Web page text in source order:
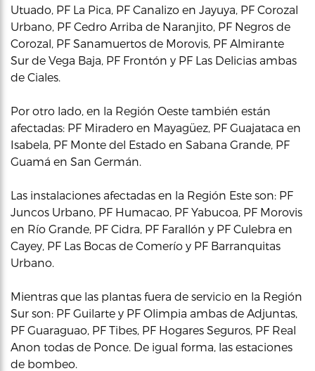
Utuado, PF La Pica, PF Canalizo en Jayuya, PF Corozal
Urbano, PF Cedro Arriba de Naranjito, PF Negros de
Corozal, PF Sanamuertos de Morovis, PF Almirante
Sur de Vega Baja, PF Frontón y PF Las Delicias ambas
de Ciales.
Por otro lado, en la Región Oeste también están
afectadas: PF Miradero en Mayagüez, PF Guajataca en
Isabela, PF Monte del Estado en Sabana Grande, PF
Guamá en San Germán.
Las instalaciones afectadas en la Región Este son: PF
Juncos Urbano, PF Humacao, PF Yabucoa, PF Morovis
en Río Grande, PF Cidra, PF Farallón y PF Culebra en
Cayey, PF Las Bocas de Comerío y PF Barranquitas
Urbano.
Mientras que las plantas fuera de servicio en la Región
Sur son: PF Guilarte y PF Olimpia ambas de Adjuntas,
PF Guaraguao, PF Tibes, PF Hogares Seguros, PF Real
Anon todas de Ponce. De igual forma, las estaciones
de bombeo.